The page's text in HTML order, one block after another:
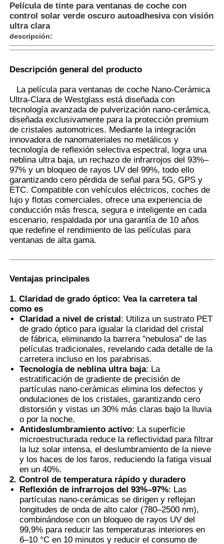
Inicio
Sobre nosotros
Visita a la fábrica
Control de Calidad
Contacto
noticias
Solicitar una cotización
Película de la protección de la pintura del coche
Película PDLC inteligente
Tinte Nano Cerámico Transparente
Película fotocromática
Tinta para ventanas de automóviles
Vidrio Pdlc inteligente
Película PNLC
Intercapa de vidrio laminado PVB
Película de tinte para ventanas de coche con
control solar verde oscuro autoadhesiva con visión
ultra clara
descripción:
Descripción general del producto
La película para ventanas de coche Nano-Cerámica
Ultra-Clara de Westglass está diseñada con
tecnología avanzada de pulverización nano-cerámica,
diseñada exclusivamente para la protección premium
de cristales automotrices. Mediante la integración
innovadora de nanomateriales no metálicos y
tecnología de reflexión selectiva espectral, logra una
neblina ultra baja, un rechazo de infrarrojos del 93%–
97% y un bloqueo de rayos UV del 99%, todo ello
garantizando cero pérdida de señal para 5G, GPS y
ETC. Compatible con vehículos eléctricos, coches de
lujo y flotas comerciales, ofrece una experiencia de
conducción más fresca, segura e inteligente en cada
escenario, respaldada por una garantía de 10 años
que redefine el rendimiento de las películas para
ventanas de alta gama.
Ventajas principales
1. Claridad de grado óptico: Vea la carretera tal
como es
Claridad a nivel de cristal : Utiliza un sustrato PET
de grado óptico para igualar la claridad del cristal
de fábrica, eliminando la barrera "nebulosa" de las
películas tradicionales, revelando cada detalle de la
carretera incluso en los parabrisas.
Tecnología de neblina ultra baja: La
estratificación de gradiente de precisión de
partículas nano-cerámicas elimina los defectos y
ondulaciones de los cristales, garantizando cero
distorsión y vistas un 30% más claras bajo la lluvia
o por la noche.
Antideslumbramiento activo: La superficie
microestructurada reduce la reflectividad para filtrar
la luz solar intensa, el deslumbramiento de la nieve
y los haces de los faros, reduciendo la fatiga visual
en un 40%.
2. Control de temperatura rápido y duradero
Reflexión de infrarrojos del 93%–97%: Las
partículas nano-cerámicas se dirigen y reflejan
longitudes de onda de alto calor (780–2500 nm),
combinándose con un bloqueo de rayos UV del
99,9% para reducir las temperaturas interiores en
6–10 °C en 10 minutos y reducir el consumo de